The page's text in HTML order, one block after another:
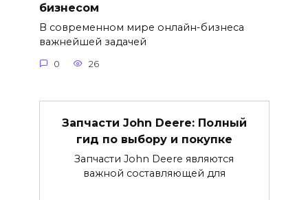
бизнесом
В современном мире онлайн-бизнеса
важнейшей задачей
0 26
Запчасти John Deere: Полный
гид по выбору и покупке
Запчасти John Deere являются
важной составляющей для